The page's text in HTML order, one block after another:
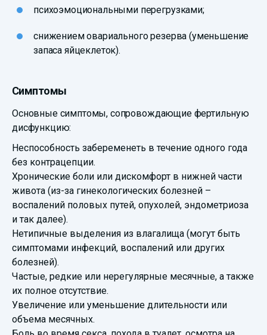
психоэмоциональными перегрузками;
снижением овариального резерва (уменьшение
запаса яйцеклеток).
Симптомы
Основные симптомы, сопровождающие фертильную
дисфункцию:
Неспособность забеременеть в течение одного года
без контрацепции.
Хронические боли или дискомфорт в нижней части
живота (из-за гинекологических болезней –
воспалений половых путей, опухолей, эндометриоза
и так далее).
Нетипичные выделения из влагалища (могут быть
симптомами инфекций, воспалений или других
болезней).
Частые, редкие или нерегулярные месячные, а также
их полное отсутствие.
Увеличение или уменьшение длительности или
объема месячных.